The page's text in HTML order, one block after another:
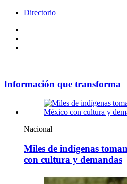
Directorio
Información que transforma
Nacional
Miles de indígenas
con cultura y demandas